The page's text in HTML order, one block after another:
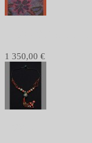
1 350,00 €